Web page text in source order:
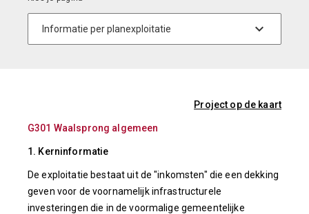
Project op de kaart
G301 Waalsprong algemeen
1. Kerninformatie
De exploitatie bestaat uit de "inkomsten" die een dekking
geven voor de voornamelijk infrastructurele
investeringen die in de voormalige gemeentelijke